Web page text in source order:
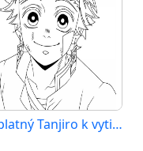
Bezplatný Tanjiro k vytištění